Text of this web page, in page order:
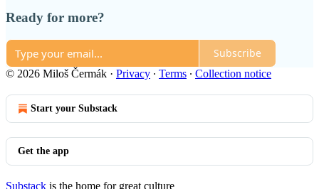
Ready for more?
Subscribe
© 2026 Miloš Čermák · Privacy ∙ Terms ∙ Collection notice
Start your Substack
Get the app
Substack is the home for great culture